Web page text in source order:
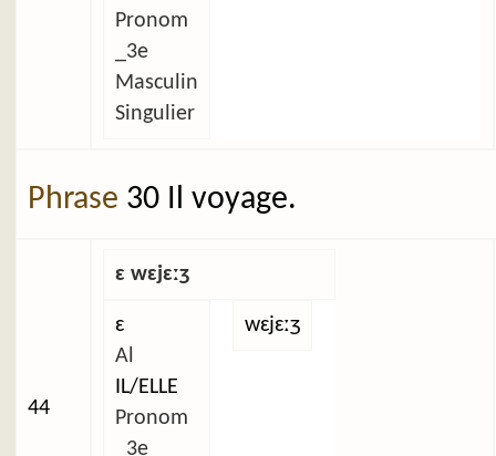
Pronom
_3e
Masculin
Singulier
Phrase 30 Il voyage.
44
ɛ wɛjɛːʒ
ɛ
Al
IL/ELLE
Pronom
_3e
wɛjɛːʒ